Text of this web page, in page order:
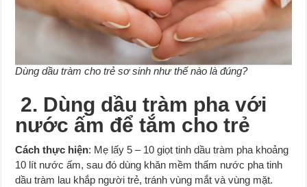
Dùng dầu tràm cho trẻ sơ sinh như thế nào là đúng?
2. Dùng dầu tràm pha với
nước ấm để tắm cho trẻ
Cách thực hiện: Mẹ lấy 5 – 10 giọt tinh dầu tràm pha khoảng
10 lít nước ấm, sau đó dùng khăn mềm thấm nước pha tinh
dầu tràm lau khắp người trẻ, tránh vùng mắt và vùng mặt.